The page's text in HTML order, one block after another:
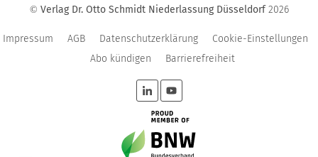
© Verlag Dr. Otto Schmidt Niederlassung Düsseldorf 2026
Impressum AGB Datenschutzerklärung
Cookie-Einstellungen
Abo kündigen
Barrierefreiheit